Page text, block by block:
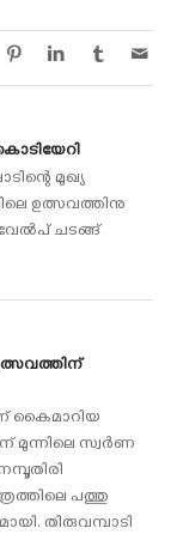
മുഖ്യ
ഉത്സവത്തിനു
ചടങ്ങ്
കൈമാറിയ
മുന്നിലെ സ്വര്‍ണ
പത്തു
തിരുവമ്പാടി